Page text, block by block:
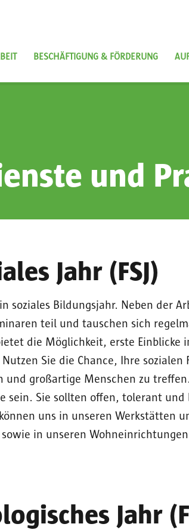
BESCHÄFTIGUNG & FÖRDERUNG
und
Jahr (FSJ)
soziales Bildungsjahr. Neben der
teil und tauschen sich
die Möglichkeit, erste Einblicke
Sie die Chance, Ihre sozialen
großartige Menschen zu treffen.
sein. Sie sollten offen, tolerant und
uns in unseren Werkstätten
in unseren
Jahr